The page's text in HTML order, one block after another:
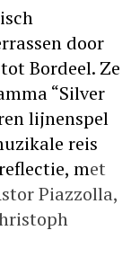
door
Bordeel. Ze
“Silver
lijnenspel
reis
met
Piazzolla,